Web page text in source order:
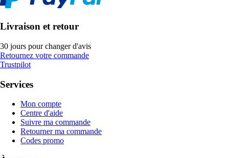
Livraison et retour
30 jours pour changer d'avis
Retournez votre commande
Trustpilot
Services
Mon compte
Centre d'aide
Suivre ma commande
Retourner ma commande
Codes promo